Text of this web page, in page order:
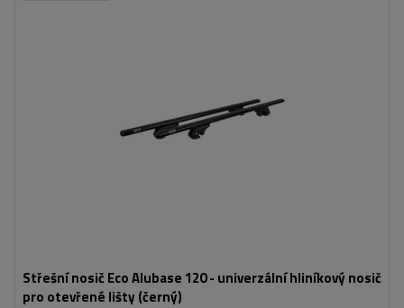
Střešní nosič Eco Alubase 120 - univerzální hliníkový nosič
pro otevřené lišty (černý)